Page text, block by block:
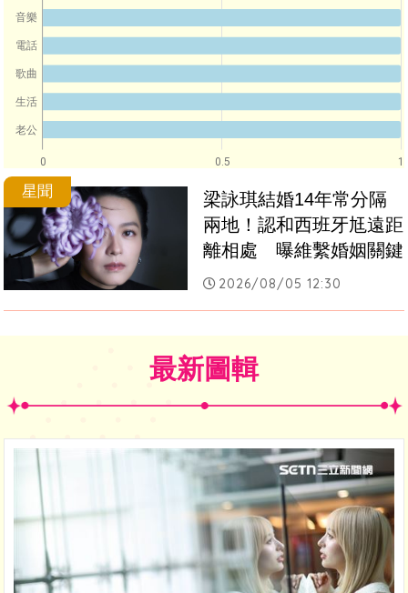
0 0.5 1
音樂
電話
歌曲
生活
老公
星聞
梁詠琪結婚14年常分隔
兩地！認和西班牙尪遠距
離相處　曝維繫婚姻關鍵
2026/08/05 12:30
最新圖輯